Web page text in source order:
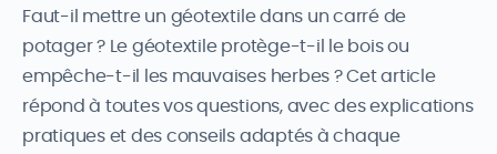
Faut-il mettre un géotextile dans un carré de
potager ? Le géotextile protège-t-il le bois ou
empêche-t-il les mauvaises herbes ? Cet article
répond à toutes vos questions, avec des explications
pratiques et des conseils adaptés à chaque